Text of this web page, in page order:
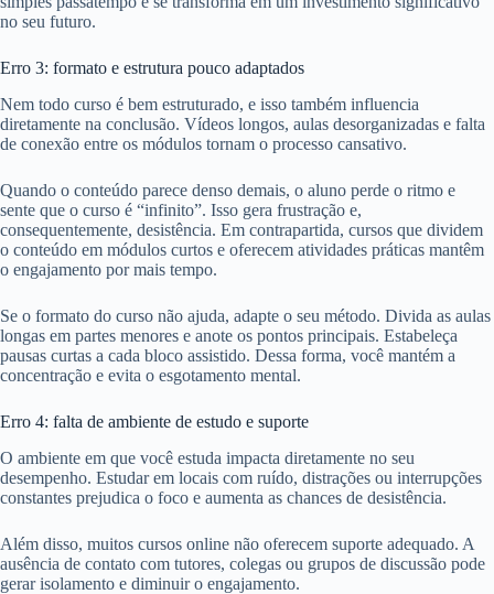
no seu futuro.
Erro 3: formato e estrutura pouco adaptados
Nem todo curso é bem estruturado, e isso também influencia
diretamente na conclusão. Vídeos longos, aulas desorganizadas e falta
de conexão entre os módulos tornam o processo cansativo.
Quando o conteúdo parece denso demais, o aluno perde o ritmo e
sente que o curso é “infinito”. Isso gera frustração e,
consequentemente, desistência. Em contrapartida, cursos que dividem
o conteúdo em módulos curtos e oferecem atividades práticas mantêm
o engajamento por mais tempo.
Se o formato do curso não ajuda, adapte o seu método. Divida as aulas
longas em partes menores e anote os pontos principais. Estabeleça
pausas curtas a cada bloco assistido. Dessa forma, você mantém a
concentração e evita o esgotamento mental.
Erro 4: falta de ambiente de estudo e suporte
O ambiente em que você estuda impacta diretamente no seu
desempenho. Estudar em locais com ruído, distrações ou interrupções
constantes prejudica o foco e aumenta as chances de desistência.
Além disso, muitos cursos online não oferecem suporte adequado. A
ausência de contato com tutores, colegas ou grupos de discussão pode
gerar isolamento e diminuir o engajamento.